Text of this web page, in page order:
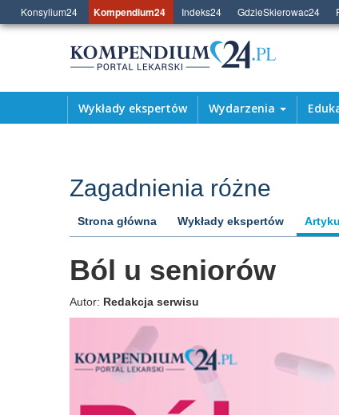
Konsylium24 Kompendium24 Indeks24 GdzieSkierowac24
Wykłady ekspertów Wydarzenia
Zagadnienia różne
Strona główna Wykłady ekspertów
Ból u seniorów
Autor: Redakcja serwisu